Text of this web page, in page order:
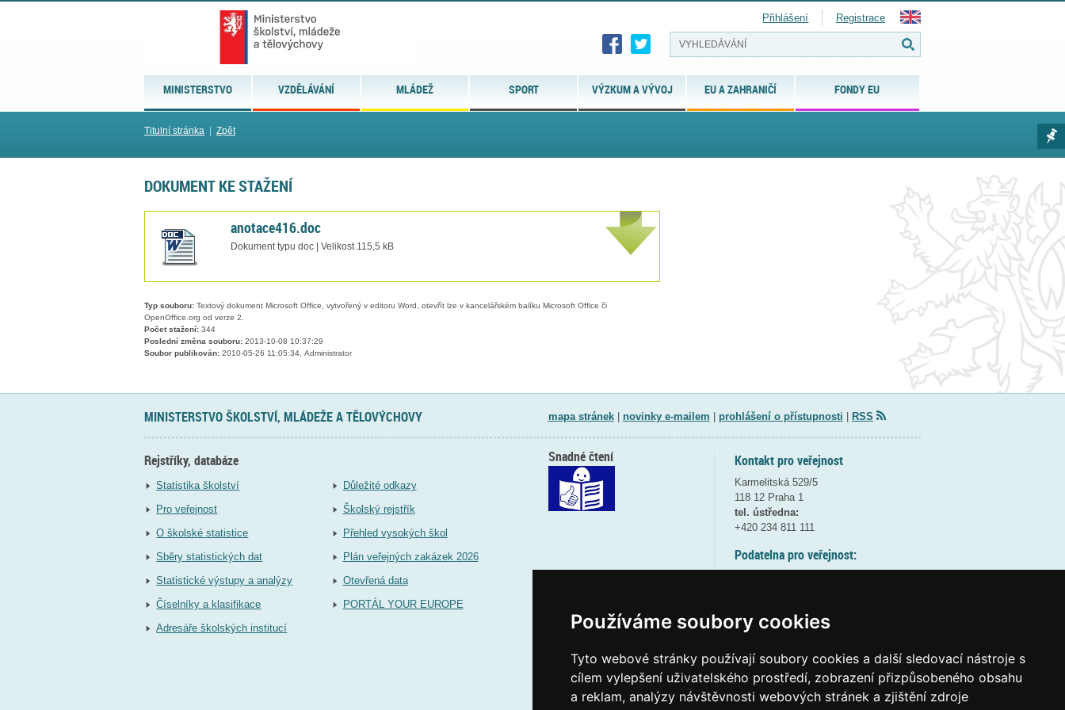
Používáme soubory cookies
Tyto webové stránky používají soubory cookies a další sledovací nástroje s
cílem vylepšení uživatelského prostředí, zobrazení přizpůsobeného obsahu
a reklam, analýzy návštěvnosti webových stránek a zjištění zdroje
MINISTERSTVO VZDĚLÁVÁNÍ MLÁDEŽ SPORT VÝZKUM A VÝVOJ EU A ZAHRANIČÍ FONDY EU
Přihlášení Registrace
Titulní stránka Zpět
DOKUMENT KE STAŽENÍ
anotace416.doc
Dokument typu doc | Velikost 115,5 kB
Typ souboru: Textový dokument Microsoft Office, vytvořený v editoru Word, otevřít lze v kancelářském balíku Microsoft Office či
OpenOffice.org od verze 2.
Počet stažení: 344
Poslední změna souboru: 2013-10-08 10:37:29
Soubor publikován: 2010-05-26 11:05:34, Administrator
MINISTERSTVO ŠKOLSTVÍ, MLÁDEŽE A TĚLOVÝCHOVY mapa stránek| novinky e-mailem prohlášení o přístupnosti RSS
Rejstříky, databáze
Statistika školství
Pro veřejnost
O školské statistice
Sběry statistických dat
Statistické výstupy a analýzy
Číselníky a klasifikace
Adresáře školských institucí
Důležité odkazy
Školský rejstřík
Přehled vysokých škol
Plán veřejných zakázek 2026
Otevřená data
PORTÁL YOUR EUROPE
Kontakt pro veřejnost
Karmelitská 529/5
118 12 Praha 1
tel. ústředna:
+420 234 811 111
Podatelna pro veřejnost:
(více informací
Elektronická podatelna:
posta@msmtgov cz
Snadné čtení